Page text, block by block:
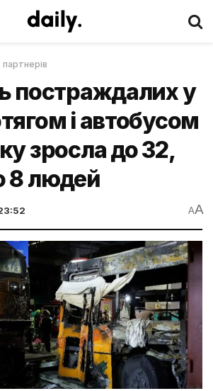
постраждалих у
і автобусом
зросла до 32,
8 людей
AA